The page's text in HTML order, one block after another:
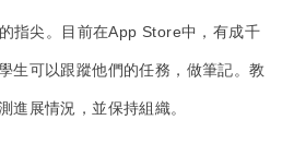
指尖。目前在App Store中，有成千
生可以跟蹤他們的任務，做筆記。教
進展情況，並保持組織。